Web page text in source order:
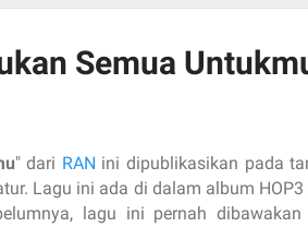
Semua
" dari RAN ini dipublikasikan pada
Lagu ini ada di dalam album
lagu ini pernah